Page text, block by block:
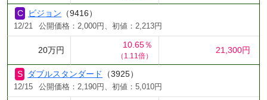
ビジョン （9416）
12/21 公開価格：2,000円、初値：2,213円
20万円
10.65％
（1.11倍）
21,300円
ダブルスタンダード （3925）
12/15 公開価格：2,190円、初値：5,010円